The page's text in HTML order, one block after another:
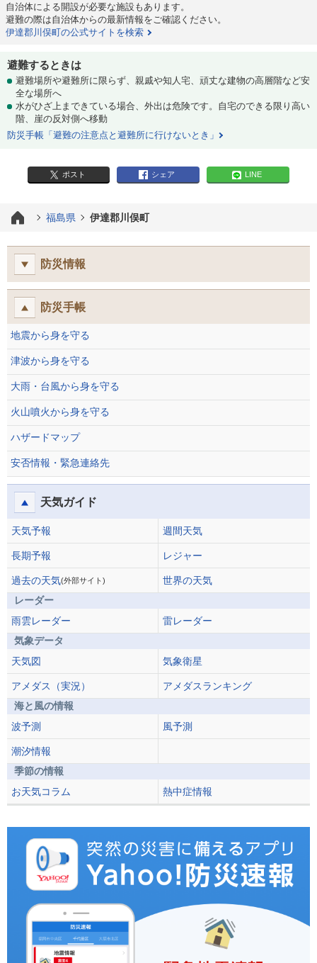
自治体による開設が必要な施設もあります。
避難の際は自治体からの最新情報をご確認ください。
伊達郡川俣町の公式サイトを検索
避難するときは
避難場所や避難所に限らず、親戚や知人宅、頑丈な建物の高層階など安
全な場所へ
水がひざ上まできている場合、外出は危険です。自宅のできる限り高い
階、崖の反対側へ移動
防災手帳「避難の注意点と避難所に行けないとき」
ポスト シェア LINE
福島県 伊達郡川俣町
防災情報
防災手帳
地震から身を守る
津波から身を守る
大雨・台風から身を守る
火山噴火から身を守る
ハザードマップ
安否情報・緊急連絡先
天気ガイド
天気予報 週間天気
長期予報 レジャー
過去の天気(外部サイト)
世界の天気
レーダー
雨雲レーダー
雷レーダー
気象データ
天気図
気象衛星
アメダス（実況）
アメダスランキング
海と風の情報
波予測
風予測
潮汐情報
季節の情報
お天気コラム
熱中症情報